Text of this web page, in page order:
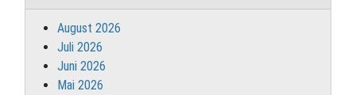
August 2026
Juli 2026
Juni 2026
Mai 2026